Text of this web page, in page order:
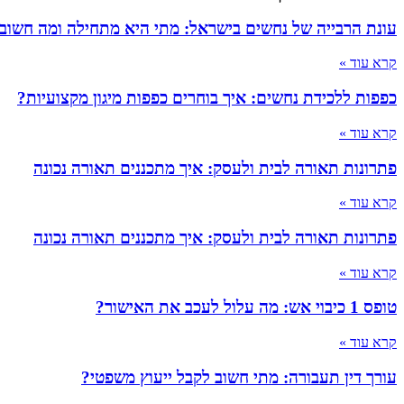
עונת הרבייה של נחשים בישראל: מתי היא מתחילה ומה
קרא עוד »
כפפות ללכידת נחשים: איך בוחרים כפפות מיגון מקצועיות?
קרא עוד »
פתרונות תאורה לבית ולעסק: איך מתכננים תאורה נכונה
קרא עוד »
פתרונות תאורה לבית ולעסק: איך מתכננים תאורה נכונה
קרא עוד »
טופס 1 כיבוי אש: מה עלול לעכב את האישור?
קרא עוד »
עורך דין תעבורה: מתי חשוב לקבל ייעוץ משפטי?